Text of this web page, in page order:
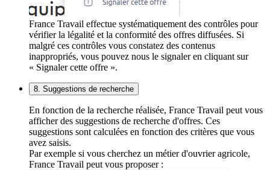
France Travail effectue systématiquement des contrôles pour
vérifier la légalité et la conformité des offres diffusées. Si
malgré ces contrôles vous constatez des contenus
inappropriés, vous pouvez nous le signaler en cliquant sur
« Signaler cette offre ».
8. Suggestions de recherche
En fonction de la recherche réalisée, France Travail peut vous
afficher des suggestions de recherche d'offres. Ces
suggestions sont calculées en fonction des critères que vous
avez saisis.
Par exemple si vous cherchez un métier d'ouvrier agricole,
France Travail peut vous proposer :